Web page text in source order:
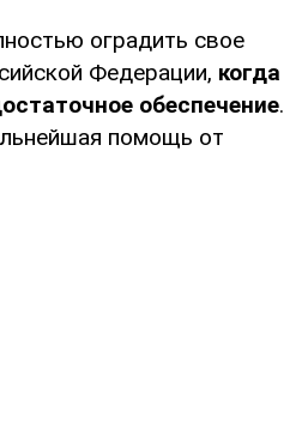
оградить свое
Федерации, когда
обеспечение.
помощь от